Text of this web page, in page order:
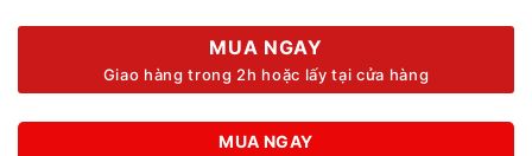
MUA NGAY
Giao hàng trong 2h hoặc lấy tại cửa hàng
MUA NGAY